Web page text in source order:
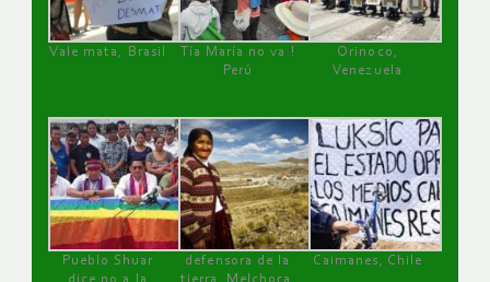
Vale mata, Brasil
Tía María no va !
Perú
Orinoco,
Venezuela
Pueblo Shuar
dice no a la
defensora de la
tierra, Melchora,
Caimanes, Chile